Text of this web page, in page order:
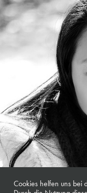
Kun Jing |
Cookies helfen uns bei